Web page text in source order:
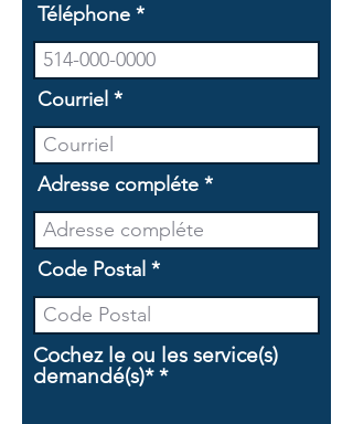
Téléphone
Courriel
Adresse compléte
Code Postal
Cochez le ou les service(s)
demandé(s)* *O